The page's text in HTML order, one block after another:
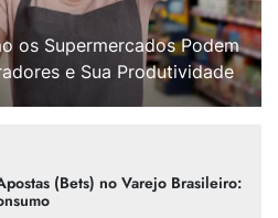
os Supermercados Podem
e Sua Produtividade
(Bets) no Varejo Brasileiro: